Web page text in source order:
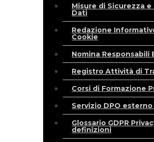
Misure di Sicurezza
Dati
Redazione
Cookie
Nomina Responsabili
Registro Attività di
Corsi di Formazione
Servizio DPO
Glossario GDPR
definizioni